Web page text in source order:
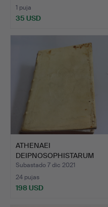
1 puja
35 USD
ATHENAEI
DEIPNOSOPHISTARUM
LIBRI QUINDECIM…
Subastado 7 dic 2021
24 pujas
198 USD